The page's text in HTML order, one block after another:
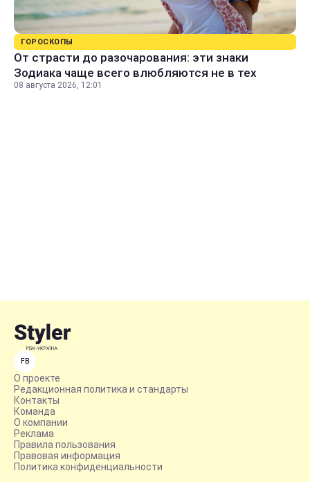
ГОРОСКОПЫ
От страсти до разочарования: эти знаки
Зодиака чаще всего влюбляются не в тех
08 августа 2026, 12:01
FB
О проекте
Редакционная политика и стандарты
Контакты
Команда
О компании
Реклама
Правила пользования
Правовая информация
Политика конфиденциальности